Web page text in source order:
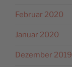
Februar 2020
Januar 2020
Dezember 2019